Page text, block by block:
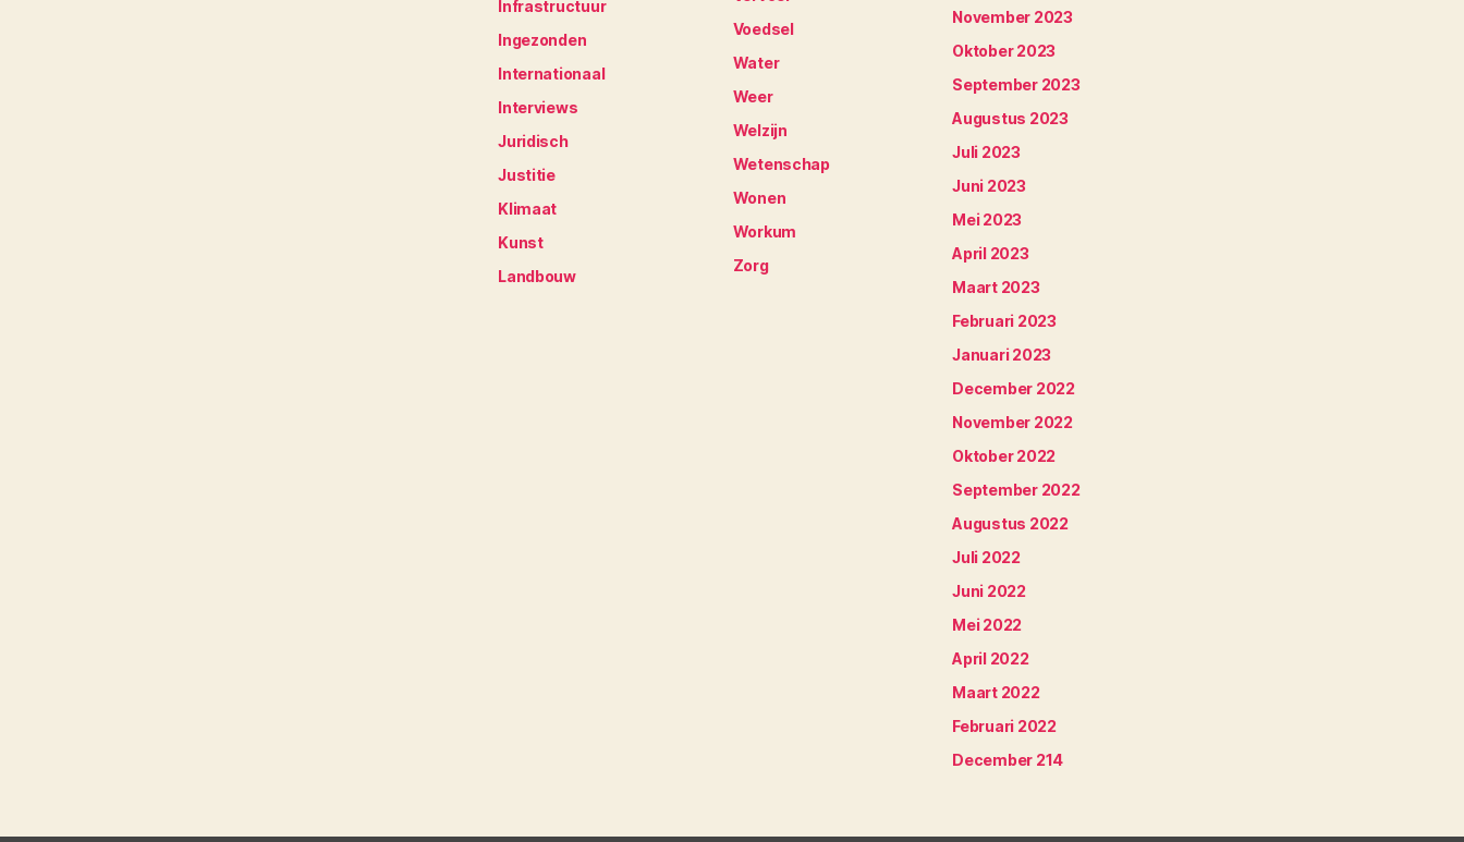
Infrastructuur
Ingezonden
Internationaal
Interviews
Juridisch
Justitie
Klimaat
Kunst
Landbouw
Voedsel
Water
Weer
Welzijn
Wetenschap
Wonen
Workum
Zorg
November 2023
Oktober 2023
September 2023
Augustus 2023
Juli 2023
Juni 2023
Mei 2023
April 2023
Maart 2023
Februari 2023
Januari 2023
December 2022
November 2022
Oktober 2022
September 2022
Augustus 2022
Juli 2022
Juni 2022
Mei 2022
April 2022
Maart 2022
Februari 2022
December 214